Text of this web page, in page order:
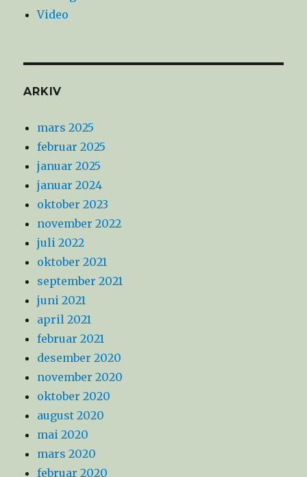
Video
ARKIV
mars 2025
februar 2025
januar 2025
januar 2024
oktober 2023
november 2022
juli 2022
oktober 2021
september 2021
juni 2021
april 2021
februar 2021
desember 2020
november 2020
oktober 2020
august 2020
mai 2020
mars 2020
februar 2020